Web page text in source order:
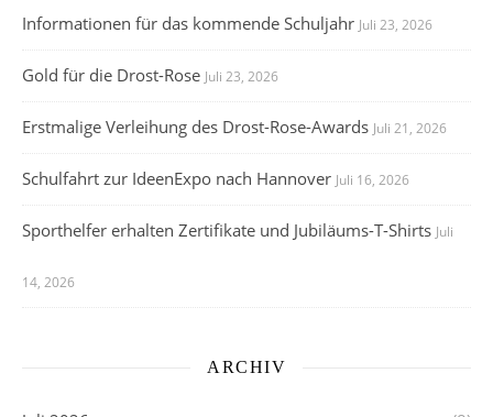
Informationen für das kommende Schuljahr Juli 23, 2026
Gold für die Drost-Rose Juli 23, 2026
Erstmalige Verleihung des Drost-Rose-Awards Juli 21, 2026
Schulfahrt zur IdeenExpo nach Hannover Juli 16, 2026
Sporthelfer erhalten Zertifikate und Jubiläums-T-Shirts Juli
14, 2026
ARCHIV